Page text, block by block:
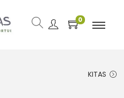
0
KITAS